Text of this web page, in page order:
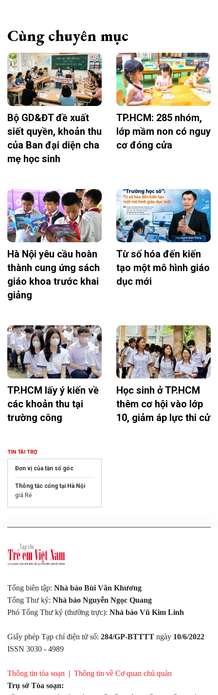
Cùng chuyên mục
Bộ GD&ĐT đề xuất
siết quyền, khoản thu
của Ban đại diện cha
mẹ học sinh
TP.HCM: 285 nhóm,
lớp mầm non có nguy
cơ đóng cửa
Hà Nội yêu cầu hoàn
thành cung ứng sách
giáo khoa trước khai
giảng
Từ số hóa đến kiến
tạo một mô hình giáo
dục mới
TP.HCM lấy ý kiến về
các khoản thu tại
trường công
Học sinh ở TP.HCM
thêm cơ hội vào lớp
10, giảm áp lực thi cử
TIN TÀI TRỢ
Đơn vị của tần số góc
Thông tắc cống tại Hà Nội
giá Rẻ
Tổng biên tập: Nhà báo Bùi Văn Khương
Tổng Thư ký: Nhà báo Nguyễn Ngọc Quang
Phó Tổng Thư ký (thường trực): Nhà báo Vũ Kim Linh
Giấy phép Tạp chí điện tử số: 284/GP-BTTTT ngày 10/6/2022
ISSN 3030 - 4989
Thông tin tòa soạn | Thông tin về Cơ quan chủ quản
Trụ sở Tòa soạn: